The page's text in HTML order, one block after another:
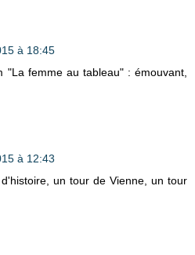
à 18:45
"La femme au tableau" : émouvant,
à 12:43
un tour de Vienne, un tour